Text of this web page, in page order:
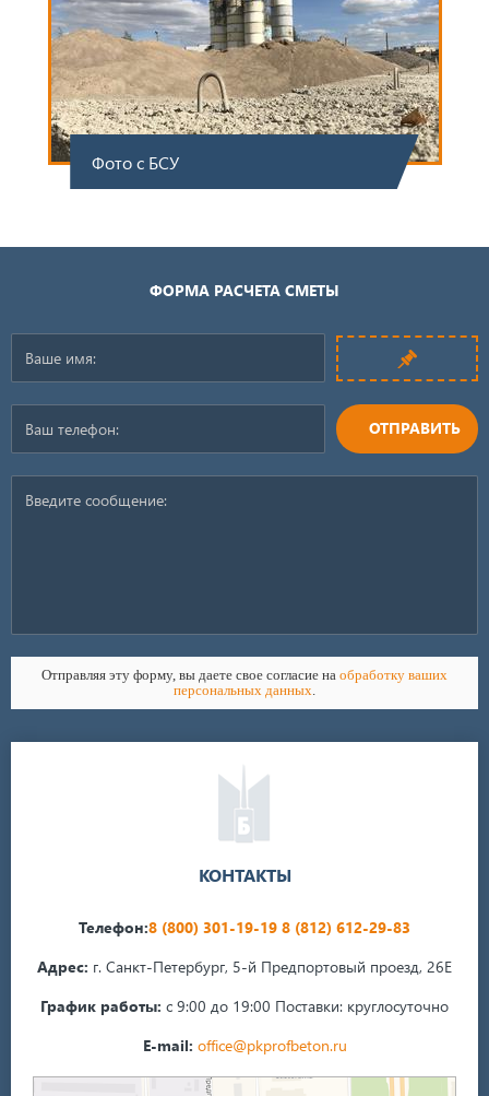
Фото с БСУ
ФОРМА РАСЧЕТА СМЕТЫ
ОТПРАВИТЬ
Отправляя эту форму, вы даете свое согласие на обработку ваших
персональных данных.
КОНТАКТЫ
Телефон:8 (800) 301-19-19 8 (812) 612-29-83
Адрес: г. Санкт-Петербург, 5-й Предпортовый проезд, 26Е
График работы: с 9:00 до 19:00 Поставки: круглосуточно
E-mail: office@pkprofbeton.ru